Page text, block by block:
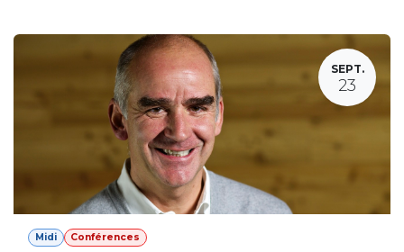
SEPT.
23
Midi Conférences